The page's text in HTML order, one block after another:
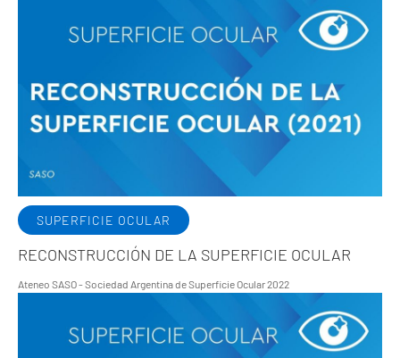
SUPERFICIE OCULAR
RECONSTRUCCIÓN DE LA SUPERFICIE OCULAR
Ateneo SASO - Sociedad Argentina de Superficie Ocular 2022